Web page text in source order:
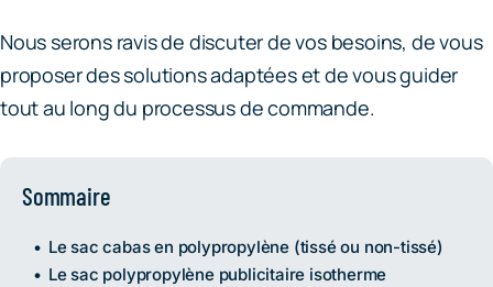
Nous serons ravis de discuter de vos besoins, de vous
proposer des solutions adaptées et de vous guider
tout au long du processus de commande.
Sommaire
Le sac cabas en polypropylène (tissé ou non-tissé)
Le sac polypropylène publicitaire isotherme